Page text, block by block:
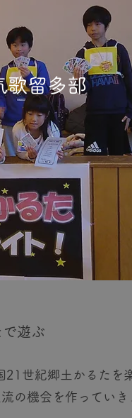
歌留多部
遊ぶ
21世紀郷土かるたを
の機会を作っていき